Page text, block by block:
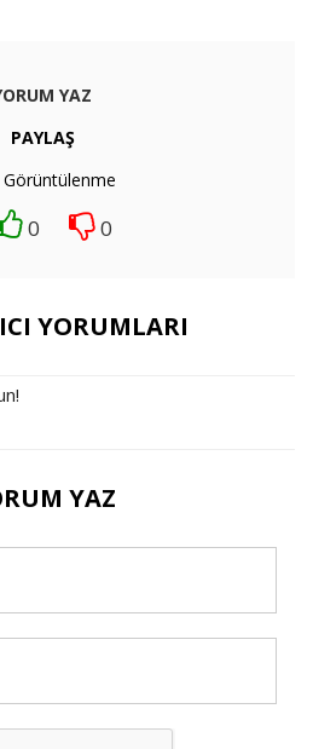
YAZ
PAYLAŞ
0 0
YORUMLARI
YAZ